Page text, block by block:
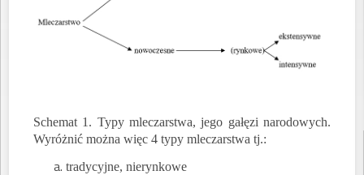
Schemat 1. Typy mleczarstwa, jego gałęzi narodowych.
Wyróżnić można więc 4 typy mleczarstwa tj.:
tradycyjne, nierynkowe